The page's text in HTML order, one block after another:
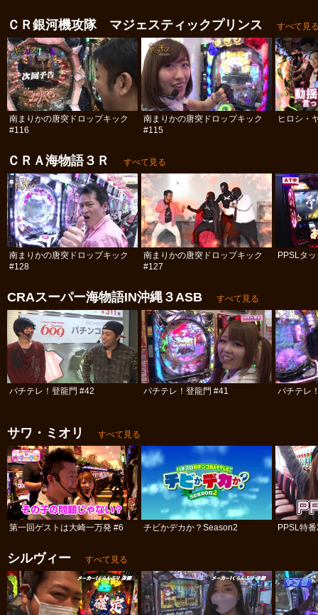
ＣＲ銀河機攻隊 マジェスティックプリンス すべて見
南まりかの唐突ドロップキック
#116
南まりかの唐突ドロップキック
#115
ヒロシ・
ＣＲＡ海物語３Ｒ すべて見る
南まりかの唐突ドロップキック
#128
南まりかの唐突ドロップキック
#127
PPSLタ
CRAスーパー海物語IN沖縄３ASB すべて見る
パチテレ！登龍門 #42 パチテレ！登龍門 #41 パチテレ
サワ・ミオリ すべて見る
第一回ゲストは大崎一万発 #6 チビかデカか？Season2 PPSL特
シルヴィー すべて見る